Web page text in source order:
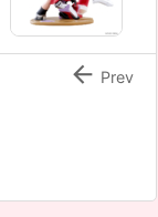
 Prev